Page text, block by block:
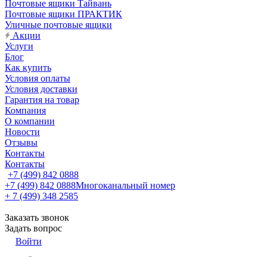
Почтовые ящики Тайвань
Почтовые ящики ПРАКТИК
Уличные почтовые ящики
Акции
Услуги
Блог
Как купить
Условия оплаты
Условия доставки
Гарантия на товар
Компания
О компании
Новости
Отзывы
Контакты
Контакты
+7 (499) 842 0888
+7 (499) 842 0888Многоканальный номер
+ 7 (499) 348 2585
Заказать звонок
Задать вопрос
Войти